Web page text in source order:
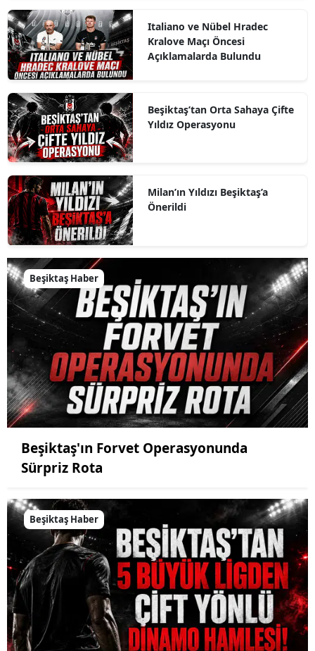
Italiano ve Nübel Hradec
Kralove Maçı Öncesi
Açıklamalarda Bulundu
Beşiktaş’tan Orta Sahaya Çifte
Yıldız Operasyonu
Milan’ın Yıldızı Beşiktaş’a
Önerildi
Beşiktaş Haber
Beşiktaş'ın Forvet Operasyonunda
Sürpriz Rota
Beşiktaş Haber